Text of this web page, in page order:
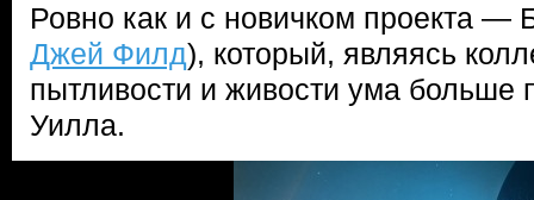
Ровно как и с новичком проекта
Джей Филд), который, являясь
пытливости и живости ума больше
Уилла.